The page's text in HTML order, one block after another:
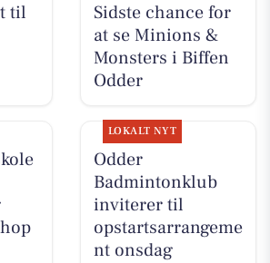
til
Sidste chance for
at se Minions &
Monsters i Biffen
Odder
LOKALT NYT
Odder
Badmintonklub
inviterer til
opstartsarrangeme
nt onsdag